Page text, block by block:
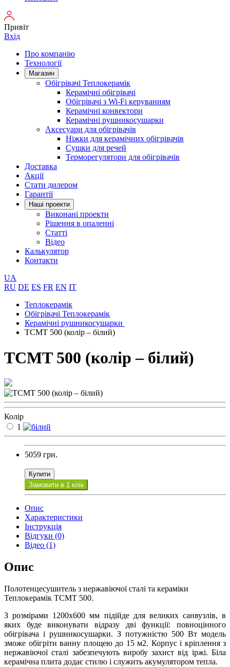
Привіт
Вхід
Про компанію
Технології
Магазин
Обігрівачі Теплокерамік
Керамічні обігрівачі
Обігрівачі з Wi-Fi керуванням
Керамічні конвектори
Керамічні рушникосушарки
Аксесуари для обігрівачів
Ніжки для керамічних обігрівачів
Сушки для речей
Терморегулятори для обігрівачів
Доставка
Акції
Стати дилером
Гарантії
Нашi проекти
Виконані проекти
Рішення в опаленні
Статті
Відео
Калькулятор
Контакти
UA
RU DE ES FR EN IT
Теплокерамік
Обігрівачі Теплокерамік
Керамічні рушникосушарки
ТСМT 500 (колір – білий)
ТСМT 500 (колір – білий)
Колір
1
5059 грн.
Купити
Замовити в 1 клік
Опис
Характеристики
Інструкція
Відгуки (0)
Відео (1)
Опис
Полотенцесушитель з нержавіючої сталі та кераміки
Теплокерамік ТСМТ 500.
З розмірами 1200х600 мм підійде для великих санвузлів, в
яких буде виконувати відразу дві функції: повноцінного
обігрівача і рушникосушарки. З потужністю 500 Вт модель
зможе обігріти ванну площею до 15 м2. Корпус і кріплення з
нержавіючої сталі забезпечують виробу захист від іржі. Біла
керамічна плита додає стилю і служить акумулятором тепла.